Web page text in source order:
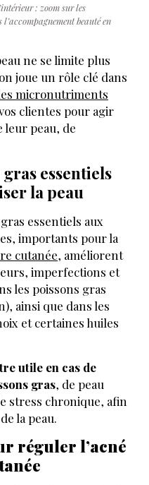
: zoom sur les
beauté en
ne se limite plus
joue un rôle clé dans
micronutriments
clientes pour agir
leur peau, de
essentiels
la peau
essentiels aux
importants pour la
cutanée, améliorent
imperfections et
les poissons gras
ainsi que dans les
et certaines huiles
utile en cas de
gras, de peau
stress chronique, afin
la peau.
réguler l’acné